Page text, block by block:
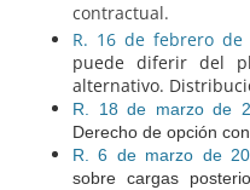
contractual.
R. 16 de febrero de
puede diferir del
alternativo.
R. 18 de marzo de
Derecho de opción
R. 6 de marzo de
sobre cargas